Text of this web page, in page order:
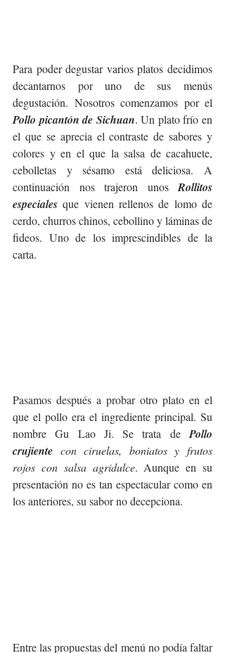
Para poder degustar varios platos decidimos
decantarnos por uno de sus menús
Pollo picantón de Sichuan. Un plato frío en
el que se aprecia el contraste de sabores y
colores y en el que la salsa de cacahuete,
cebolletas y sésamo está deliciosa. A
continuación nos trajeron unos Rollitos
especiales que vienen rellenos de lomo de
cerdo, churros chinos, cebollino y láminas de
fideos. Uno de los imprescindibles de la
carta.
Pasamos después a probar otro plato en el
que el pollo era el ingrediente principal. Su
nombre Gu Lao Ji. Se trata de Pollo
crujiente con ciruelas, boniatos y frutos
rojos con salsa agridulce. Aunque en su
presentación no es tan espectacular como en
los anteriores, su sabor no decepciona.
Entre las propuestas del menú no podía faltar